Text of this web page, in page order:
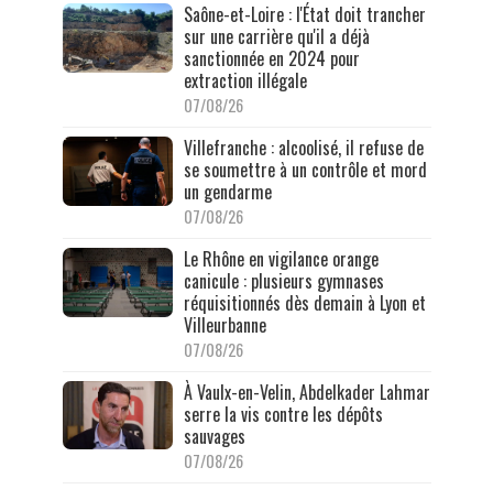
Saône-et-Loire : l'État doit trancher
sur une carrière qu'il a déjà
sanctionnée en 2024 pour
extraction illégale
07/08/26
Villefranche : alcoolisé, il refuse de
se soumettre à un contrôle et mord
un gendarme
07/08/26
Le Rhône en vigilance orange
canicule : plusieurs gymnases
réquisitionnés dès demain à Lyon et
Villeurbanne
07/08/26
À Vaulx-en-Velin, Abdelkader Lahmar
serre la vis contre les dépôts
sauvages
07/08/26